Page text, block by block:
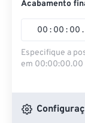
Acabamento
00 : 00 : 00 .
Especifique a
em 00:00:00.00